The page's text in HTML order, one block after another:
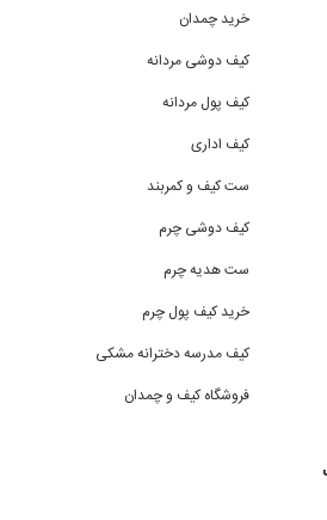
خرید چمدان
کیف دوشی مردانه
کیف پول مردانه
کیف اداری
ست کیف و کمربند
کیف دوشی چرم
ست هدیه چرم
خرید کیف پول چرم
کیف مدرسه دخترانه مشکی
فروشگاه کیف و چمدان